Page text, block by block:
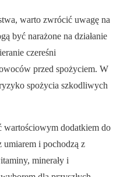
warto zwrócić uwagę na
być narażone na działanie
czereśni
przed spożyciem. W
spożycia szkodliwych
wartościowym dodatkiem do
umiarem i pochodzą z
minerały i